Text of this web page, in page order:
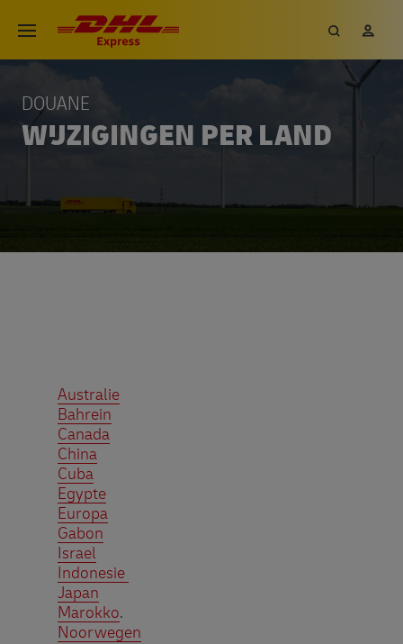
DOUANE
WIJZIGINGEN PER LAND
Australie
Bahrein
Canada
China
Cuba
Egypte
Europa
Gabon
Israel
Indonesie
Japan
Marokko.
Noorwegen